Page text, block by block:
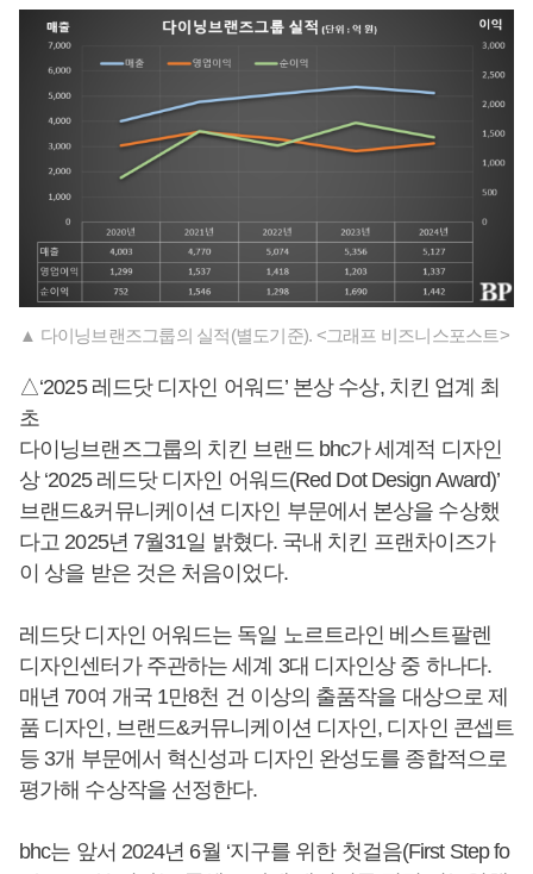
▲ 다이닝브랜즈그룹의 실적(별도기준). <그래프 비즈니스포스트>
△‘2025 레드닷 디자인 어워드’ 본상 수상, 치킨 업계 최
초
다이닝브랜즈그룹의 치킨 브랜드 bhc가 세계적 디자인
상 ‘2025 레드닷 디자인 어워드(Red Dot Design Award)’
브랜드&커뮤니케이션 디자인 부문에서 본상을 수상했
다고 2025년 7월31일 밝혔다. 국내 치킨 프랜차이즈가
이 상을 받은 것은 처음이었다.
레드닷 디자인 어워드는 독일 노르트라인 베스트팔렌
디자인센터가 주관하는 세계 3대 디자인상 중 하나다.
매년 70여 개국 1만8천 건 이상의 출품작을 대상으로 제
품 디자인, 브랜드&커뮤니케이션 디자인, 디자인 콘셉트
등 3개 부문에서 혁신성과 디자인 완성도를 종합적으로
평가해 수상작을 선정한다.
bhc는 앞서 2024년 6월 ‘지구를 위한 첫걸음(First Step fo